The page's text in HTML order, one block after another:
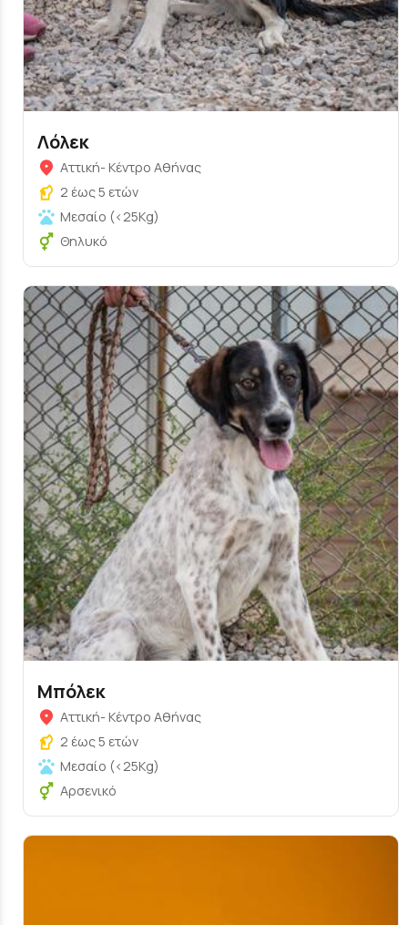
Λόλεκ
Αττική- Κέντρο Αθήνας
2 έως 5 ετών
Μεσαίο (<25Kg)
Θηλυκό
Μπόλεκ
Αττική- Κέντρο Αθήνας
2 έως 5 ετών
Μεσαίο (<25Kg)
Αρσενικό